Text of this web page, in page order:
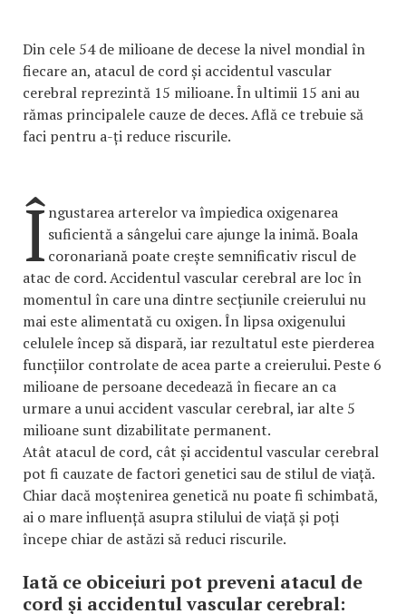
Din cele 54 de milioane de decese la nivel mondial în
fiecare an, atacul de cord și accidentul vascular
cerebral reprezintă 15 milioane. În ultimii 15 ani au
rămas principalele cauze de deces. Află ce trebuie să
faci pentru a-ți reduce riscurile.
Îngustarea arterelor va împiedica oxigenarea
suficientă a sângelui care ajunge la inimă. Boala
coronariană poate crește semnificativ riscul de
atac de cord. Accidentul vascular cerebral are loc în
momentul în care una dintre secțiunile creierului nu
mai este alimentată cu oxigen. În lipsa oxigenului
celulele încep să dispară, iar rezultatul este pierderea
funcțiilor controlate de acea parte a creierului. Peste 6
milioane de persoane decedează în fiecare an ca
urmare a unui accident vascular cerebral, iar alte 5
milioane sunt dizabilitate permanent.
Atât atacul de cord, cât și accidentul vascular cerebral
pot fi cauzate de factori genetici sau de stilul de viață.
Chiar dacă moștenirea genetică nu poate fi schimbată,
ai o mare influență asupra stilului de viață și poți
începe chiar de astăzi să reduci riscurile.
Iată ce obiceiuri pot preveni atacul de
cord și accidentul vascular cerebral: